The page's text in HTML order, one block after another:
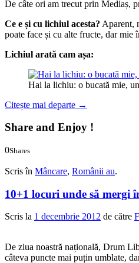
De câte ori am trecut prin Mediaș,
Ce e și cu lichiul acesta? Aparent,
poate face și cu alte fructe, dar
Lichiul arată cam așa:
Hai la lichiu: o bucată mie,
Citește mai departe →
Share and Enjoy !
0Shares
Scris în Mâncare, Românii au.
10+1 locuri unde să mergi
Scris la 1 decembrie 2012 de către
De ziua noastră națională, Drum
câteva puncte mai puțin umblate,